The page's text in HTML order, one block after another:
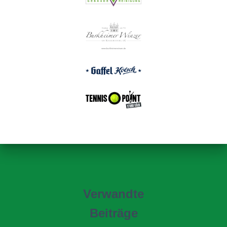
Verwandte
Beiträge